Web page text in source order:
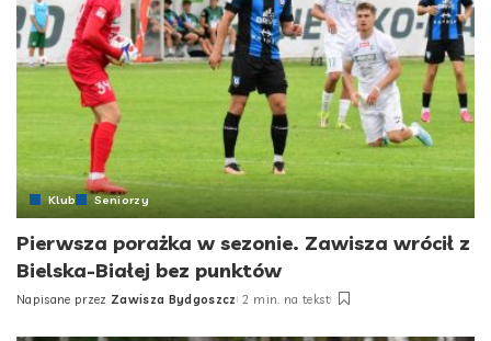
Klub Seniorzy
Pierwsza porażka w sezonie. Zawisza wrócił z
Bielska-Białej bez punktów
Posted
Napisane przez Zawisza Bydgoszcz 2 min. na tekst